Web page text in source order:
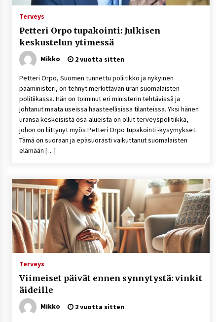
Jaakko Selin puoliso Simo – pitkä
rakkaustarina, elämäntyö ja ura
Näin pikakasinot nopeuttavat kotiutuksia
modernin maksuteknologian avulla
1 viikko sitten
Nina Rung – rikollisuuden tutkija ja väkivallan
ehkäisyn näkyvä ääni
2 viikkoa sitten
rikoshistoriaa
3 viikkoa sitten
Online-kasinoiden mobiilipelialustojen kehitys
– asiantuntijalausunto
3 viikkoa sitten
3 viikkoa sitten
Pamela Anderson ikä, ura ja elämä
Terveys
Petteri Orpo tupakointi: Julkisen
keskustelun ytimessä
Mikko 2 vuotta sitten
Petteri Orpo, Suomen tunnettu poliitikko ja nykyinen
pääministeri, on tehnyt merkittävän uran suomalaisten
politiikassa. Hän on toiminut eri ministerin tehtävissä ja
johtanut maata useissa haasteellisissa tilanteissa. Yksi hänen
uransa keskeisistä osa-alueista on ollut terveyspolitiikka,
johon on liittynyt myös Petteri Orpo tupakointi -kysymykset.
Tämä on suoraan ja epäsuorasti vaikuttanut suomalaisten
elämään […]
Terveys
Viimeiset päivät ennen synnytystä: vinkit
äideille
Mikko 2 vuotta sitten